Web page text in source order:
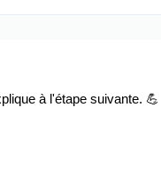
à l'étape suivante. 💪